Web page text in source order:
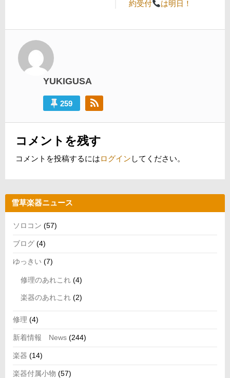
ゲ
ー
シ
ョ
約受付 は明日！
YUKIGUSA
259
コメントを残す
コメントを投稿するにはログイン してください。
雪草楽器ニュース
ソロコン (57)
ブログ (4)
ゆっきい (7)
修理のあれこれ (4)
楽器のあれこれ (2)
修理 (4)
新着情報 News (244)
楽器 (14)
楽器付属小物 (57)